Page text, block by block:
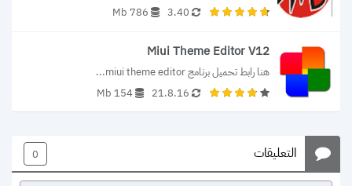
3.40
786 Mb
Miui Theme Editor V12
هنا رابط تحميل برنامج miui theme editor...
21.8.16
154 Mb
التعليقات 0